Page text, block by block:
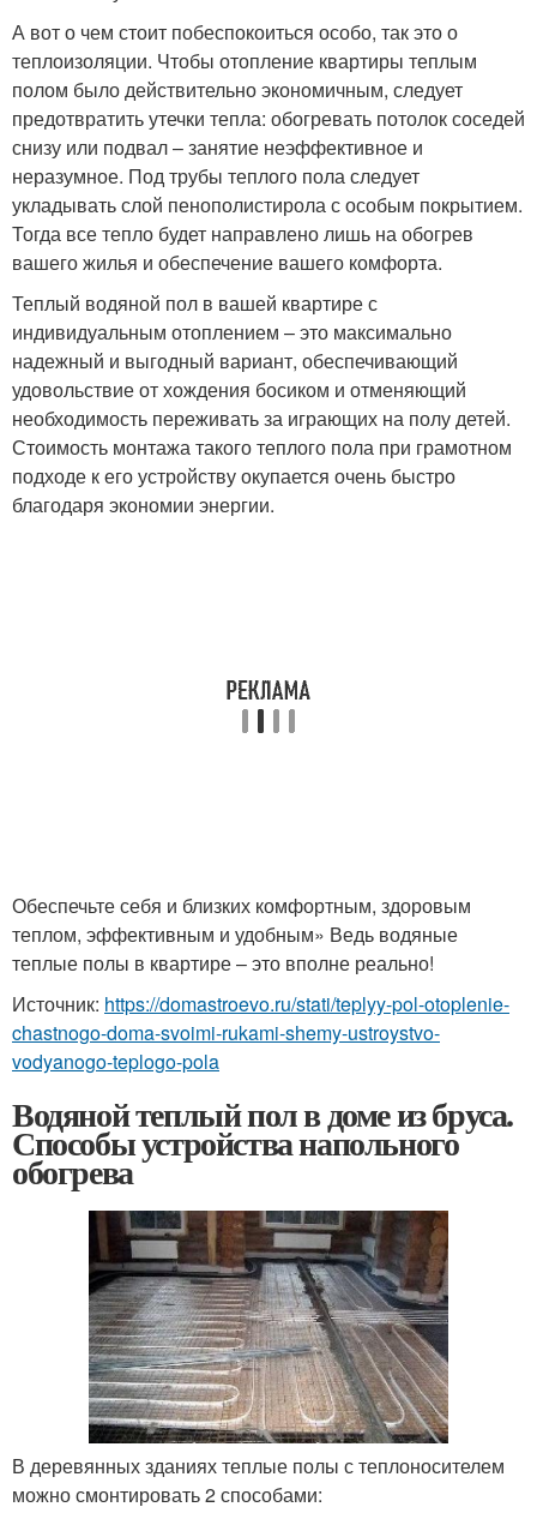
А вот о чем стоит побеспокоиться особо, так это о
теплоизоляции. Чтобы отопление квартиры теплым
полом было действительно экономичным, следует
предотвратить утечки тепла: обогревать потолок соседей
снизу или подвал – занятие неэффективное и
неразумное. Под трубы теплого пола следует
укладывать слой пенополистирола с особым покрытием.
Тогда все тепло будет направлено лишь на обогрев
вашего жилья и обеспечение вашего комфорта.
Теплый водяной пол в вашей квартире с
индивидуальным отоплением – это максимально
надежный и выгодный вариант, обеспечивающий
удовольствие от хождения босиком и отменяющий
необходимость переживать за играющих на полу детей.
Стоимость монтажа такого теплого пола при грамотном
подходе к его устройству окупается очень быстро
благодаря экономии энергии.
Обеспечьте себя и близких комфортным, здоровым
теплом, эффективным и удобным» Ведь водяные
теплые полы в квартире – это вполне реально!
Источник: https://domastroevo.ru/stati/teplyy-pol-otoplenie-
chastnogo-doma-svoimi-rukami-shemy-ustroystvo-
vodyanogo-teplogo-pola
Водяной теплый пол в доме из бруса.
Способы устройства напольного
обогрева
В деревянных зданиях теплые полы с теплоносителем
можно смонтировать 2 способами: